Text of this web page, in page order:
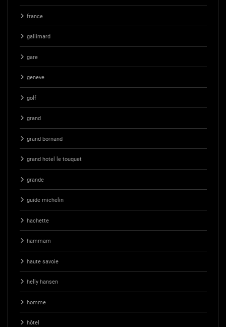
france
gallimard
gare
geneve
golf
grand
grand bornand
grand hotel le touquet
grande
guide michelin
hachette
hammam
haute savoie
helly hansen
homme
hôtel